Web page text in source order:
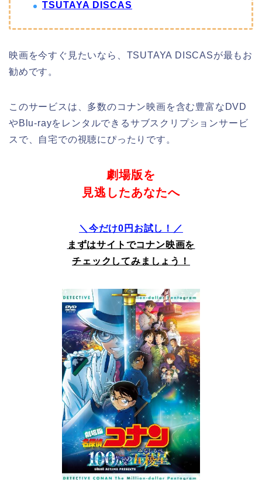
TSUTAYA DISCAS
映画を今すぐ見たいなら、TSUTAYA DISCASが最もお
勧めです。
このサービスは、多数のコナン映画を含む豊富なDVD
やBlu-rayをレンタルできるサブスクリプションサービ
スで、自宅での視聴にぴったりです。
劇場版を
見逃したあなたへ
＼今だけ0円お試し！／
まずはサイトでコナン映画を
チェックしてみましょう！